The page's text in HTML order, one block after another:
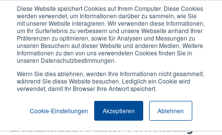
Diese Website speichert Cookies auf Ihrem Computer. Diese Cookies
werden verwendet, um Informationen darüber zu sammeln, wie Sie
mit unserer Website interagieren. Wir verwenden diese Informationen,
um Ihr Surferlebnis zu verbessern und unsere Webseite anhand Ihrer
Präferenzen zu optimieren, sowie für Analysen und Messungen zu
unseren Besuchern auf dieser Website und anderen Medien. Weitere
Informationen zu den von uns verwendeten Cookies finden Sie in
unseren Datenschutzbestimmungen.
Wenn Sie dies ablehnen, werden Ihre Informationen nicht gesammelt,
während Sie diese Website besuchen. Lediglich ein Cookie wird
verwendet, damit Ihr Browser Ihre Antwort speichert.
Cookie-Einstellungen Akzeptieren Ablehnen
User
account
menu
User
Header
Produktsuche Kontakt
TSC Printronix Auto ID erleichtert
Kunden den Umgang mit nicht
unterstützten Druckern mit
Ersatzinitiative unter Verwendung